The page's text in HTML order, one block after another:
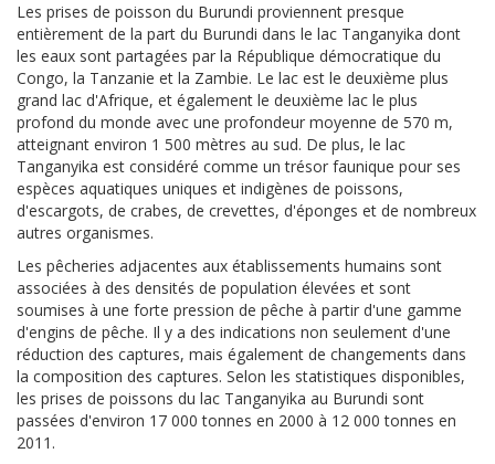
Les prises de poisson du Burundi proviennent presque
entièrement de la part du Burundi dans le lac Tanganyika dont
les eaux sont partagées par la République démocratique du
Congo, la Tanzanie et la Zambie. Le lac est le deuxième plus
grand lac d'Afrique, et également le deuxième lac le plus
profond du monde avec une profondeur moyenne de 570 m,
atteignant environ 1 500 mètres au sud. De plus, le lac
Tanganyika est considéré comme un trésor faunique pour ses
espèces aquatiques uniques et indigènes de poissons,
d'escargots, de crabes, de crevettes, d'éponges et de nombreux
autres organismes.
Les pêcheries adjacentes aux établissements humains sont
associées à des densités de population élevées et sont
soumises à une forte pression de pêche à partir d'une gamme
d'engins de pêche. Il y a des indications non seulement d'une
réduction des captures, mais également de changements dans
la composition des captures. Selon les statistiques disponibles,
les prises de poissons du lac Tanganyika au Burundi sont
passées d'environ 17 000 tonnes en 2000 à 12 000 tonnes en
2011.